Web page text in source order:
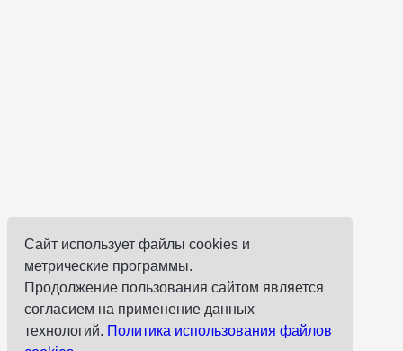
Сайт использует файлы cookies и
метрические программы.
Продолжение пользования сайтом является
согласием на применение данных
технологий. Политика использования файлов